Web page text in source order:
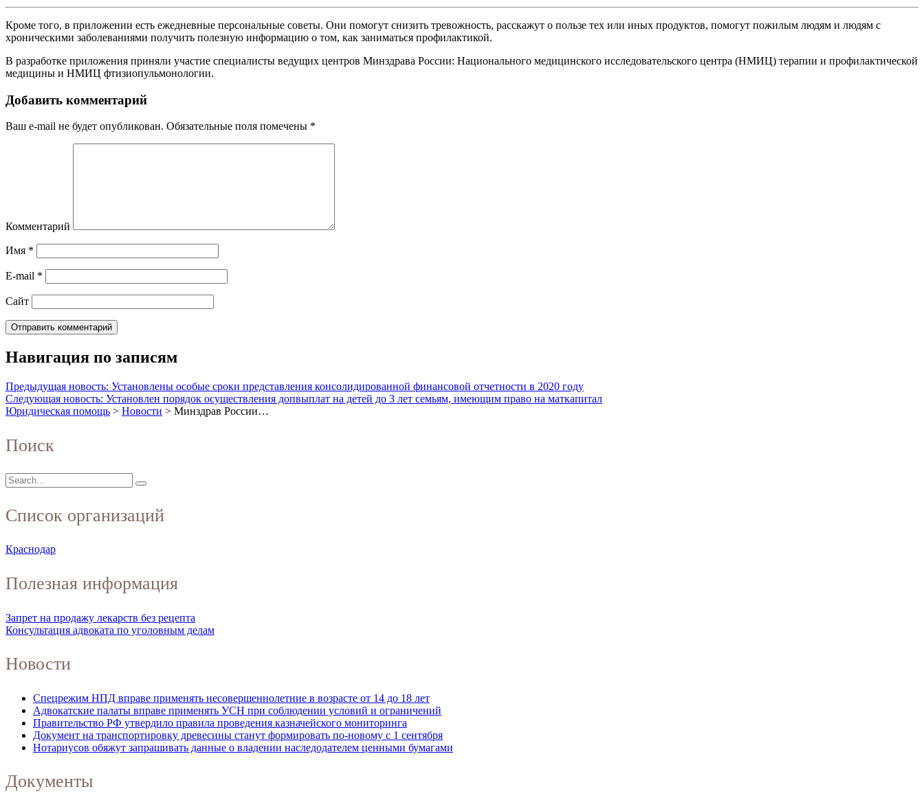
Кроме того, в приложении есть ежедневные персональные советы. Они помогут снизить тревожность, расскажут о пользе тех или иных продуктов, помогут пожилым людям и людям с
хроническими заболеваниями получить полезную информацию о том, как заниматься профилактикой.
В разработке приложения приняли участие специалисты ведущих центров Минздрава России: Национального медицинского исследовательского центра (НМИЦ) терапии и профилактической
медицины и НМИЦ фтизиопульмонологии.
Добавить комментарий
Ваш e-mail не будет опубликован. Обязательные поля помечены *
Комментарий
Имя *
E-mail *
Сайт
Навигация по записям
Предыдущая новость: Установлены особые сроки представления консолидированной финансовой отчетности в 2020 году
Следующая новость: Установлен порядок осуществления допвыплат на детей до 3 лет семьям, имеющим право на маткапитал
Юридическая помощь > Новости > Минздрав России…
Поиск
Список организаций
Краснодар
Полезная информация
Запрет на продажу лекарств без рецепта
Консультация адвоката по уголовным делам
Новости
Спецрежим НПД вправе применять несовершеннолетние в возрасте от 14 до 18 лет
Адвокатские палаты вправе применять УСН при соблюдении условий и ограничений
Правительство РФ утвердило правила проведения казначейского мониторинга
Документ на транспортировку древесины станут формировать по-новому с 1 сентября
Нотариусов обяжут запрашивать данные о владении наследодателем ценными бумагами
Документы